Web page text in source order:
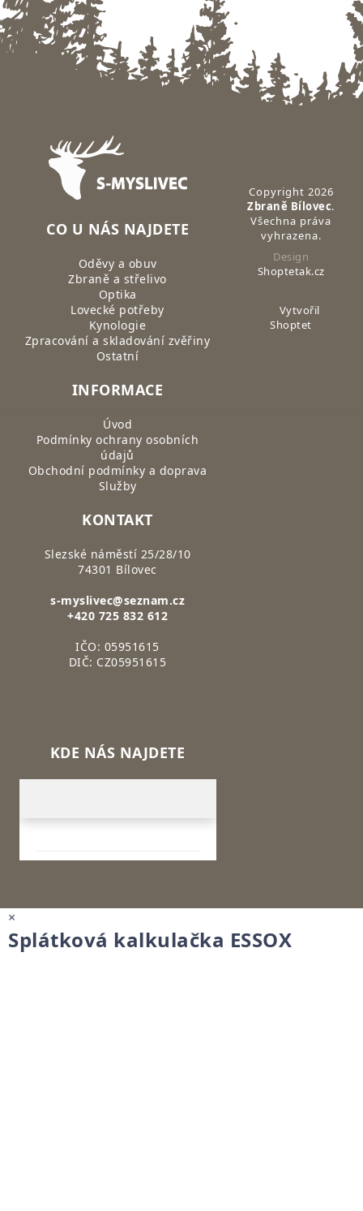
Zápatí
CO U NÁS NAJDETE
Oděvy a obuv
Zbraně a střelivo
Optika
Lovecké potřeby
Kynologie
Zpracování a skladování zvěřiny
Ostatní
INFORMACE
Úvod
Podmínky ochrany osobních
údajů
Obchodní podmínky a doprava
Služby
KONTAKT
Slezské náměstí 25/28/10
74301 Bílovec
s-myslivec@seznam.cz
+420 725 832 612
IČO: 05951615
DIČ: CZ05951615
KDE NÁS NAJDETE
Copyright 2026
Zbraně Bílovec.
Všechna práva
vyhrazena.
Design
Shoptetak.cz
Vytvořil
Shoptet
×
Splátková kalkulačka ESSOX